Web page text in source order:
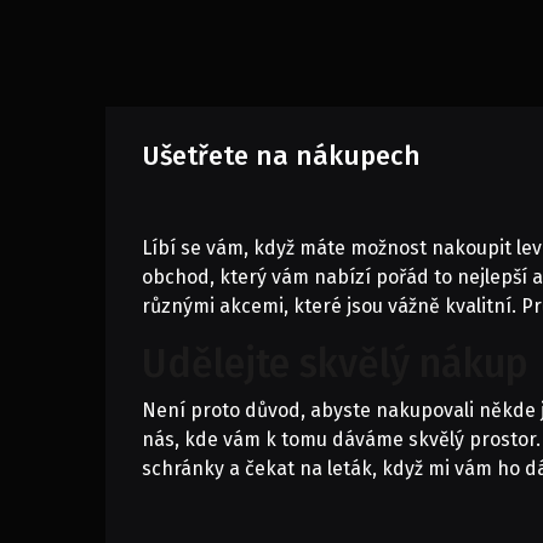
Ušetřete na nákupech
Líbí se vám, když máte možnost nakoupit
obchod, který vám nabízí pořád to nejlepší
různými akcemi, které jsou vážně kvalitní.
Není proto důvod, abyste nakupovali
nás, kde vám k tomu dáváme skvělý
schránky a čekat na leták, když mi vám ho